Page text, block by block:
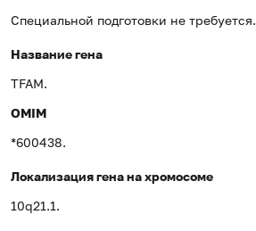
Специальной подготовки не требуется.
Название гена
TFAM.
OMIM
*600438.
Локализация гена на хромосоме
10q21.1.